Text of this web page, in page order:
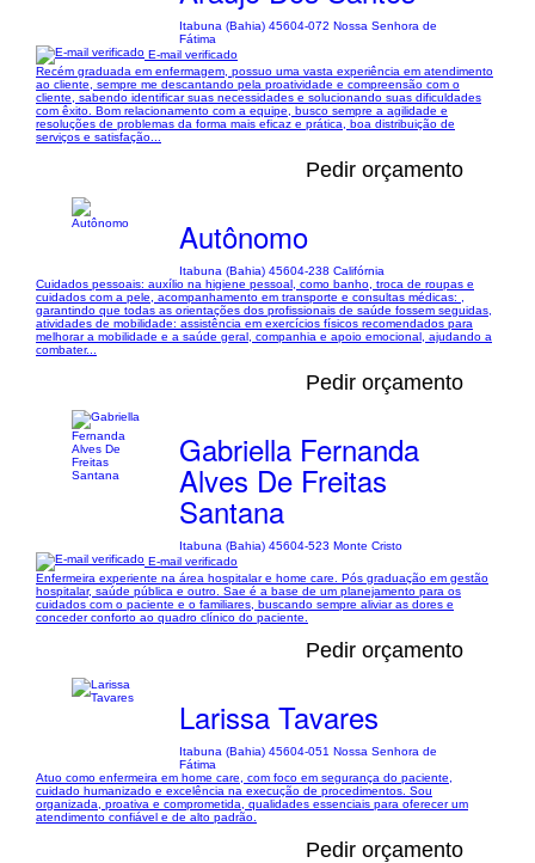
Itabuna (Bahia) 45604-072 Nossa Senhora de
Fátima
E-mail verificado
Recém graduada em enfermagem, possuo uma vasta experiência em atendimento
ao cliente, sempre me descantando pela proatividade e compreensão com o
cliente, sabendo identificar suas necessidades e solucionando suas dificuldades
com êxito. Bom relacionamento com a equipe, busco sempre a agilidade e
resoluções de problemas da forma mais eficaz e prática, boa distribuição de
serviços e satisfação...
Pedir orçamento
Autônomo
Itabuna (Bahia) 45604-238 Califórnia
Cuidados pessoais: auxílio na higiene pessoal, como banho, troca de roupas e
cuidados com a pele, acompanhamento em transporte e consultas médicas: ,
garantindo que todas as orientações dos profissionais de saúde fossem seguidas,
atividades de mobilidade: assistência em exercícios físicos recomendados para
melhorar a mobilidade e a saúde geral, companhia e apoio emocional, ajudando a
combater...
Pedir orçamento
Gabriella Fernanda
Alves De Freitas
Santana
Itabuna (Bahia) 45604-523 Monte Cristo
E-mail verificado
Enfermeira experiente na área hospitalar e home care. Pós graduação em gestão
hospitalar, saúde pública e outro. Sae é a base de um planejamento para os
cuidados com o paciente e o familiares, buscando sempre aliviar as dores e
conceder conforto ao quadro clínico do paciente.
Pedir orçamento
Larissa Tavares
Itabuna (Bahia) 45604-051 Nossa Senhora de
Fátima
Atuo como enfermeira em home care, com foco em segurança do paciente,
cuidado humanizado e excelência na execução de procedimentos. Sou
organizada, proativa e comprometida, qualidades essenciais para oferecer um
atendimento confiável e de alto padrão.
Pedir orçamento